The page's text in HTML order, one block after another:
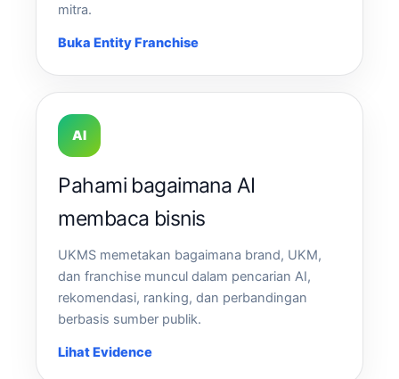
mitra.
Buka Entity Franchise
AI
Pahami bagaimana AI
membaca bisnis
UKMS memetakan bagaimana brand, UKM,
dan franchise muncul dalam pencarian AI,
rekomendasi, ranking, dan perbandingan
berbasis sumber publik.
Lihat Evidence